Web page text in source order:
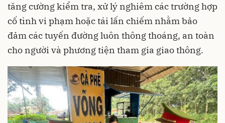
tăng cường kiểm tra, xử lý nghiêm các trường hợp
cố tình vi phạm hoặc tái lấn chiếm nhằm bảo
đảm các tuyến đường luôn thông thoáng, an toàn
cho người và phương tiện tham gia giao thông.